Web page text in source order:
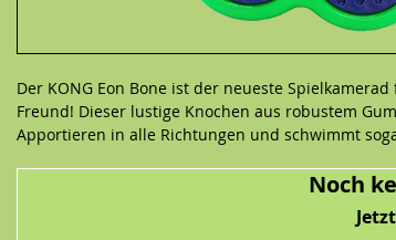
Der KONG Eon Bone ist der neueste
Freund! Dieser lustige Knochen aus robustem
Apportieren in alle Richtungen und schwimmt
selbst den eifrigsten Kauern stand, und der
Noch